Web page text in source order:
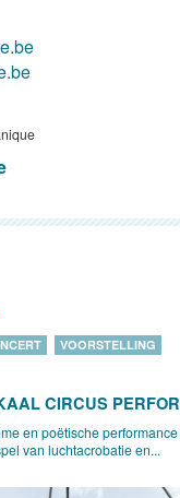
VOORSTELLING
CIRCUS
en poëtische
van luchtacrobatie en...